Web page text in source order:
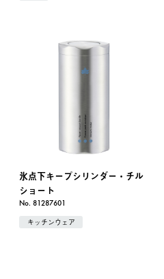
氷点下キープシリンダー・チル
ショート
No. 81287601
キッチンウェア